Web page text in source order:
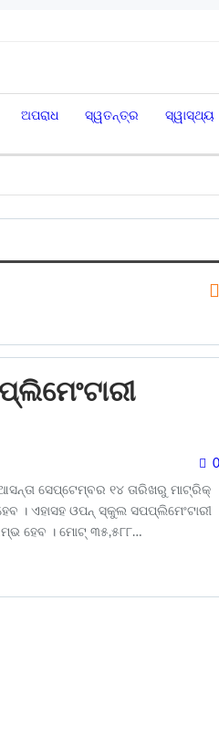
ଅପରାଧ ସ୍ୱତନ୍ତ୍ର ସ୍ୱାସ୍ଥ୍ୟ
0
ସେପ୍ଟେମ୍ବର ୧୪ ତାରିଖରୁ ମାଟ୍ରିକ୍
। ଏହାସହ ଓପନ୍ ସ୍କୁଲ ସପପ୍ଲିମେଂଟାରୀ
ହେବ । ମୋଟ୍ ୩୫,୫୮୮…